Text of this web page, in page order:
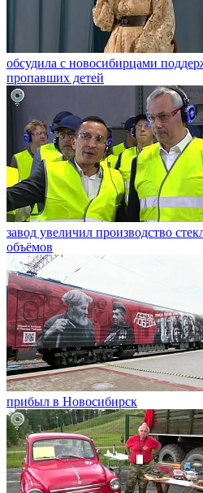
обсудила с новосибирцами
пропавших детей
завод увеличил производство
объёмов
прибыл в Новосибирск